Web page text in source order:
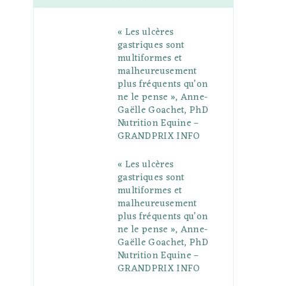
b
t
l
e
P
u
s
a
g
r
a
e
r
e
s
o
l
« Les ulcères
gastriques sont
multiformes et
malheureusement
plus fréquents qu’on
ne le pense », Anne-
Gaëlle Goachet, PhD
Nutrition Equine –
GRANDPRIX INFO
« Les ulcères
gastriques sont
multiformes et
malheureusement
plus fréquents qu’on
ne le pense », Anne-
Gaëlle Goachet, PhD
Nutrition Equine –
GRANDPRIX INFO